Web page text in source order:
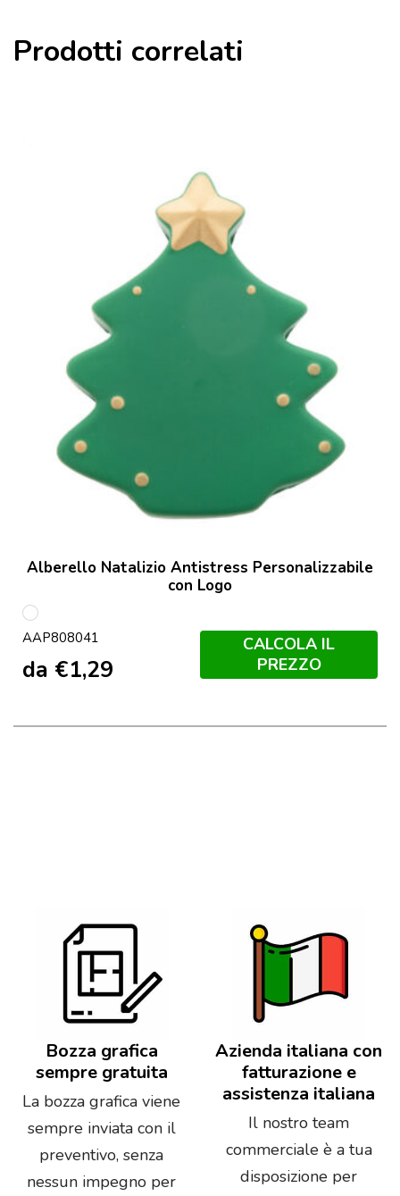
Prodotti correlati
Alberello Natalizio Antistress Personalizzabile
con Logo
multicolore
AAP808041
da €1,29
CALCOLA IL
PREZZO
Bozza grafica
sempre gratuita
La bozza grafica viene
sempre inviata con il
preventivo, senza
nessun impegno per
Azienda italiana con
fatturazione e
assistenza italiana
Il nostro team
commerciale è a tua
disposizione per